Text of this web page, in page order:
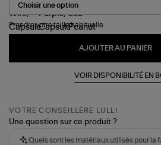
Prendre votre taille habituelle.
AJOUTER AU PANIER
VOIR DISPONIBILITÉ EN
VOTRE CONSEILLÈRE LULLI
Une question sur ce produit ?
Quels sont les matériaux utilisés pour la